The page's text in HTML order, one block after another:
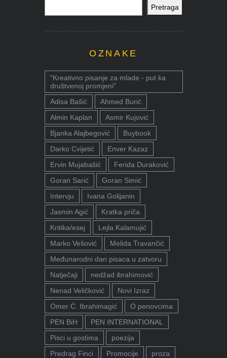
Pretraga
OZNAKE
"Kreativno pisanje za mlade - put ka
društvenoj promjeni"
Adisa Bašić
Ahmed Burić
Almin Kaplan
Asmir Kujović
Bjanka Alajbegović
Buybook
Darko Cvijetić
Enver Kazaz
Ervin Mujabašić
Ferida Duraković
Goran Sarić
Goran Simić
Intervju
Ivana Golijanin
Jasmin Agić
Kratka priča
Kritika/esej
Lejla Kalamujić
Marko Vešović
Melida Travančić
Međunarodni dan pisaca u zatvoru
Natječaji
nedžad ibrahimović
Nenad Veličković
Novi Izraz
Omer Ć. Ibrahimagić
O penovcima
PEN BiH
PEN INTERNATIONAL
Pisci u gostima
poezija
Predrag Finci
Promocije
proza